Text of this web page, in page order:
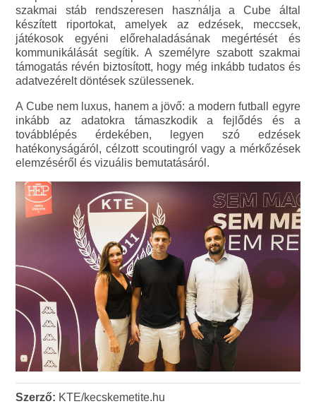
szakmai stáb rendszeresen használja a Cube által
készített riportokat, amelyek az edzések, meccsek,
játékosok egyéni előrehaladásának megértését és
kommunikálását segítik. A személyre szabott szakmai
támogatás révén biztosított, hogy még inkább tudatos és
adatvezérelt döntések szülessenek.
A Cube nem luxus, hanem a jövő: a modern futball egyre
inkább az adatokra támaszkodik a fejlődés és a
továbblépés érdekében, legyen szó edzések
hatékonyságáról, célzott scoutingról vagy a mérkőzések
elemzéséről és vizuális bemutatásáról.
Szerző: KTE/kecskemetite.hu